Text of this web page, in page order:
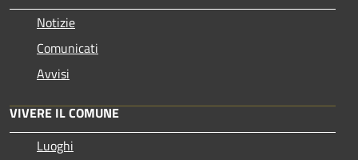
Notizie
Comunicati
Avvisi
VIVERE IL COMUNE
Luoghi